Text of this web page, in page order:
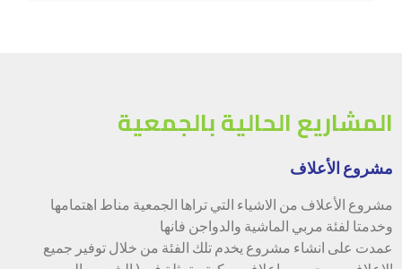
المشاريع الحالية بالجمعية
مشروع الأعلاف
مشروع الأعلاف من الاشياء التي تراها الجمعية مناط اهتمامها
وخدمتا لفئة مربي الماشية والدواجن فانها
عمدت على انشاء مشروع يخدم تلك الفئة من خلال توفير جميع